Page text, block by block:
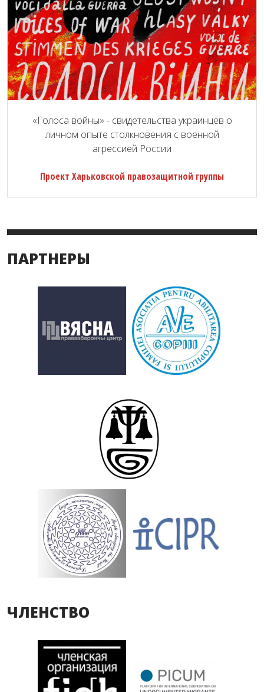
«Голоса войны» - свидетельства украинцев о
личном опыте столкновения с военной
агрессией России
Проект Харьковской правозащитной группы
ПАРТНЕРЫ
ЧЛЕНСТВО